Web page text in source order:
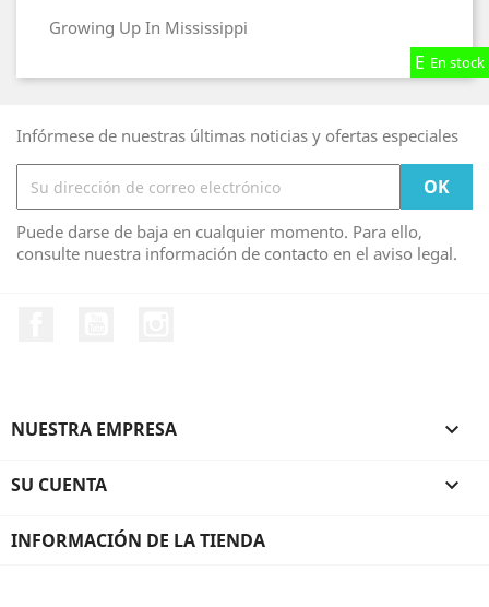
En stock
En stock
En stock
Growing Up In Mississippi
Infórmese de nuestras últimas noticias y ofertas especiales
Puede darse de baja en cualquier momento. Para ello,
consulte nuestra información de contacto en el aviso legal.
NUESTRA EMPRESA 
SU CUENTA 
INFORMACIÓN DE LA TIENDA